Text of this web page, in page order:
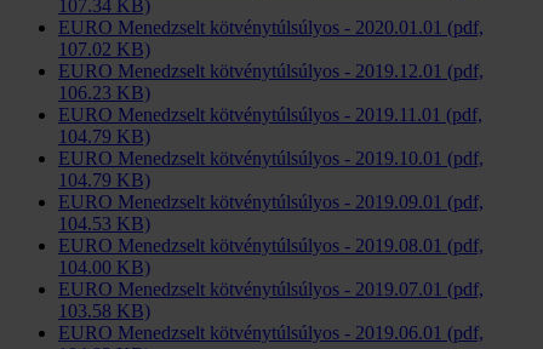
107.34 KB)
EURO Menedzselt kötvénytúlsúlyos - 2020.01.01 (pdf,
107.02 KB)
EURO Menedzselt kötvénytúlsúlyos - 2019.12.01 (pdf,
106.23 KB)
EURO Menedzselt kötvénytúlsúlyos - 2019.11.01 (pdf,
104.79 KB)
EURO Menedzselt kötvénytúlsúlyos - 2019.10.01 (pdf,
104.79 KB)
EURO Menedzselt kötvénytúlsúlyos - 2019.09.01 (pdf,
104.53 KB)
EURO Menedzselt kötvénytúlsúlyos - 2019.08.01 (pdf,
104.00 KB)
EURO Menedzselt kötvénytúlsúlyos - 2019.07.01 (pdf,
103.58 KB)
EURO Menedzselt kötvénytúlsúlyos - 2019.06.01 (pdf,